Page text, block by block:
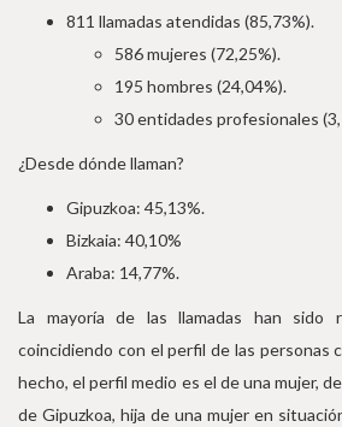
811 llamadas atendidas (85,73%).
586 mujeres (72,25%).
195 hombres (24,04%).
30 entidades profesionales
¿Desde dónde llaman?
Gipuzkoa: 45,13%.
Bizkaia: 40,10%
Araba: 14,77%.
La mayoría de las llamadas han sido
coincidiendo con el perfil de las personas
hecho, el perfil medio es el de una mujer,
de Gipuzkoa, hija de una mujer en